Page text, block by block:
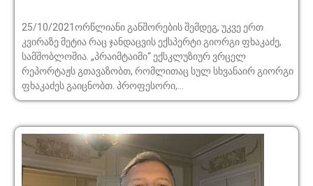
25/10/2021ორწლიანი განშორების შემდეგ, უკვე ერთ
კვირაზე მეტია რაც ჯანდაცვის ექსპერტი გიორგი ფხაკაძე,
სამშობლოშია. „პრაიმტაიმი“ ექსკლუზიურ ვრცელ
რეპორტაჟს გთავაზობთ, რომლითაც სულ სხვანაირ გიორგი
ფხაკაძეს გაიცნობთ. პროფესორი,...